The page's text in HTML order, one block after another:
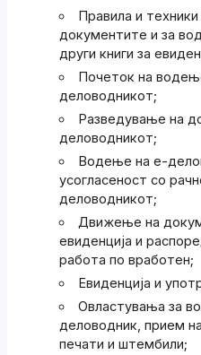
Правила и
документите и за
други книги за
Почеток на
деловодникот;
Разведување на
деловодникот;
Водење на е-
усогласеност со
деловодникот;
Движење на
евиденција и
работа по вработен;
Евиденција и
Овластувања за
деловодник, прием
печати и штембили;